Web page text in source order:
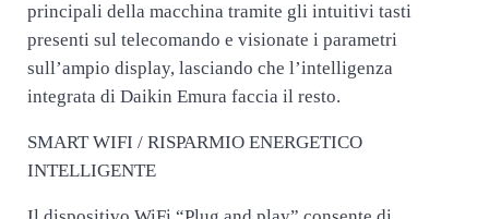
principali della macchina tramite gli intuitivi tasti
presenti sul telecomando e visionate i parametri
sull’ampio display, lasciando che l’intelligenza
integrata di Daikin Emura faccia il resto.
SMART WIFI / RISPARMIO ENERGETICO
INTELLIGENTE